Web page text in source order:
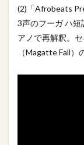
(2)「Afrobeats
3声のフーガ ハ
アノで再解釈。
（Magatte Fall）